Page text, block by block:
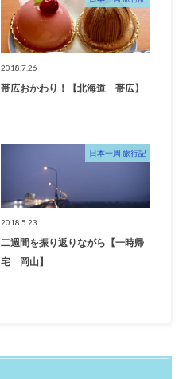
2018.7.26
帯広おかわり！【北海道 帯広】
日本一周 旅行記
2018.5.23
二週間を振り返りながら【一時帰
宅 岡山】